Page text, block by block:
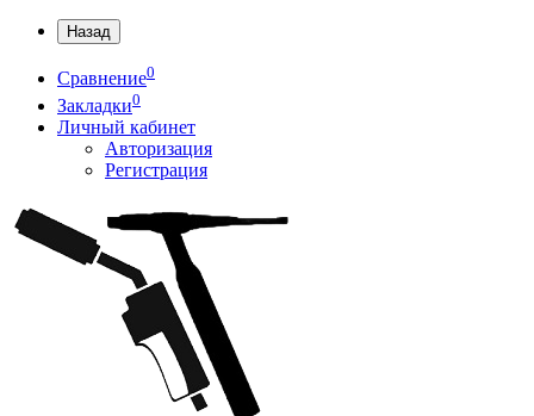
Назад
Сравнение0
Закладки0
Личный кабинет
Авторизация
Регистрация